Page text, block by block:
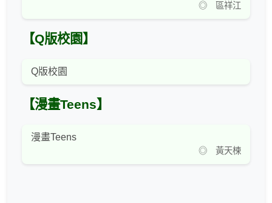
◎ 區祥江
【Q版校園】
Q版校園
【漫畫Teens】
漫畫Teens
◎ 黃天楝